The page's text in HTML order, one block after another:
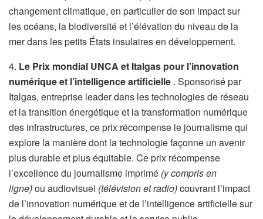
changement climatique, en particulier de son impact sur
les océans, la biodiversité et l’élévation du niveau de la
mer dans les petits États insulaires en développement.
4. Le Prix mondial UNCA et Italgas pour l’innovation
numérique et l’intelligence artificielle . Sponsorisé par
Italgas, entreprise leader dans les technologies de réseau
et la transition énergétique et la transformation numérique
des infrastructures, ce prix récompense le journalisme qui
explore la manière dont la technologie façonne un avenir
plus durable et plus équitable. Ce prix récompense
l’excellence du journalisme imprimé (y compris en
ligne)ou audiovisuel (télévision et radio)couvrant l’impact
de l’innovation numérique et de l’intelligence artificielle sur